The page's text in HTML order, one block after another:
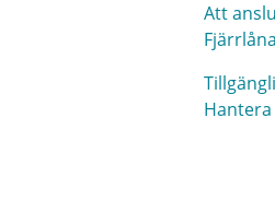
Att